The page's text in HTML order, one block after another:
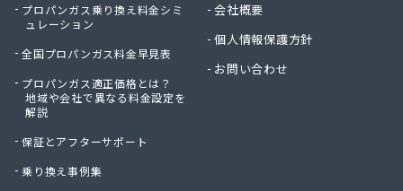
プロパンガス乗り換え料金シミ
ュレーション
全国プロパンガス料金早見表
プロパンガス適正価格とは？
地域や会社で異なる料金設定を
解説
保証とアフターサポート
乗り換え事例集
会社概要
個人情報保護方針
お問い合わせ